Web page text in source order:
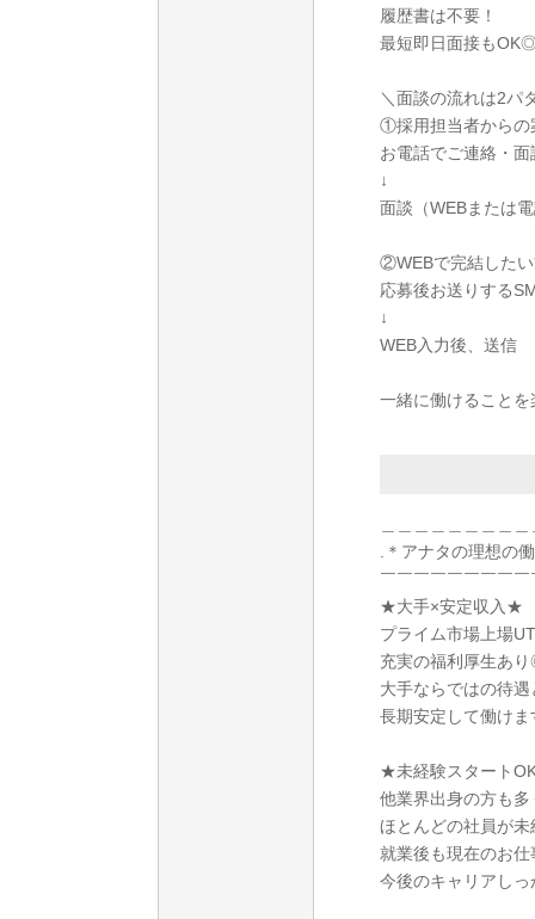
履歴書は不要！
最短即日面接も
＼面談の流れは2パ
①採用担当者からの
お電話でご連絡・
↓
面談（WEBまたは
②WEBで完結した
応募後お送りする
↓
WEB入力後、送信
一緒に働けること
.＊アナタの理想の
￣￣￣￣￣￣￣￣
★大手×安定収入★
プライム市場上場
充実の福利厚生あ
大手ならではの待
長期安定して働けま
★未経験スタート
他業界出身の方も多
ほとんどの社員が
就業後も現在のお
今後のキャリアし